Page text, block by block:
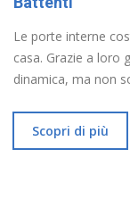
Le porte interne
casa. Grazie a loro
dinamica, ma non
Scopri di più